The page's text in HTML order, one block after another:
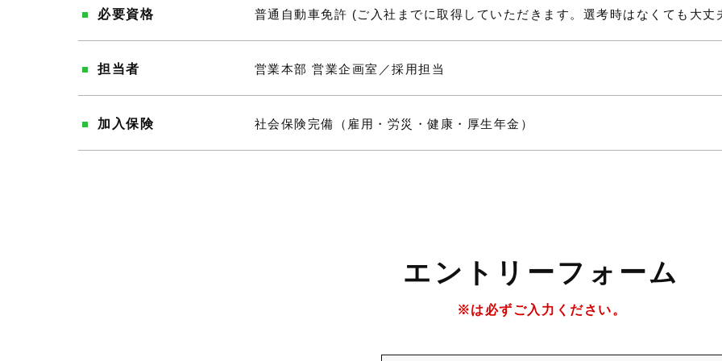
必要資格 普通自動車免許 (ご入社までに取得していただきます。選考時はなくても大丈
担当者 営業本部 営業企画室／採用担当
加入保険 社会保険完備（雇用・労災・健康・厚生年金）
エ ントリーフォーム
※は必ずご入力ください。